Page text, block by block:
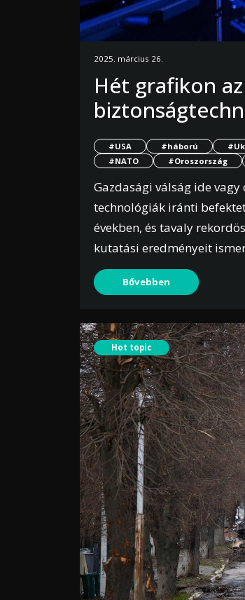
2025. március 26.
Hét grafikon
#USA #háború
#NATO
#Oroszország
Gazdasági válság ide
technológiák iránti
években, és tavaly
kutatási eredményeit
Bővebben
Hot topic